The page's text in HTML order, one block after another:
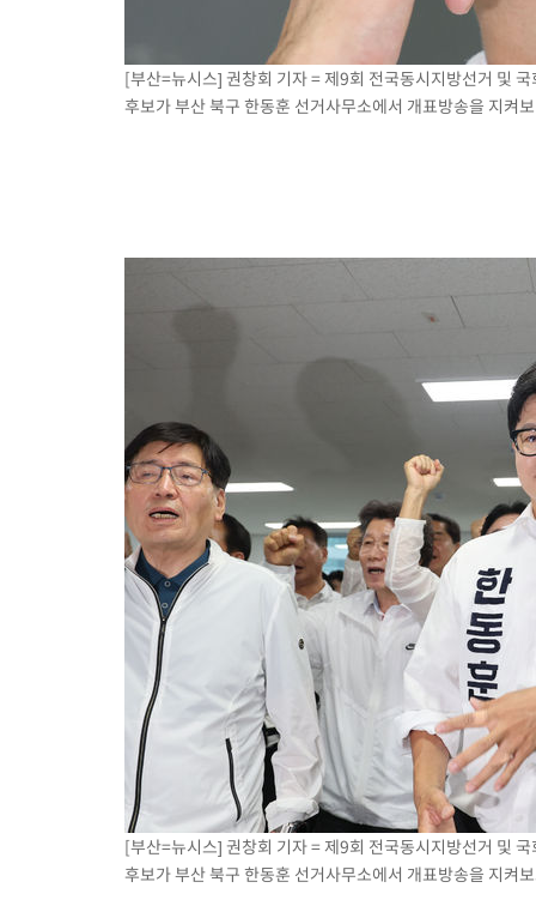
[부산=뉴시스] 권창회 기자 = 제9회 전국동시지방선거 및
후보가 부산 북구 한동훈 선거사무소에서 개표방송을 지
[부산=뉴시스] 권창회 기자 = 제9회 전국동시지방선거 및
후보가 부산 북구 한동훈 선거사무소에서 개표방송을 지